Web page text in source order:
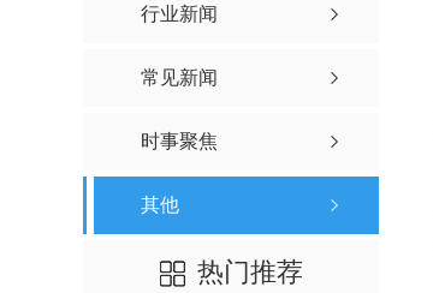
行业新闻
常见新闻
时事聚焦
其他
热门推荐